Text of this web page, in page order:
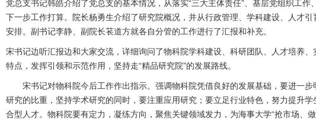
党总支书记韩皓介绍了党总支的基本情况，从落实“三大主体责任”、基层党组织工
下一步工作打算。院长杨勇生介绍了研究院概况，并从行政管理、学科建设、人才
安排。副书记李静、副院长苌道方就各自分管的工作进行了汇报和补充。
宋书记边听汇报边和大家交流，详细询问了物科院学科建设、科研团队、人才培养
特点，发挥引领和示范作用，坚持走“精品研究院”的发展路线。
宋书记对物科院今后工作作出指示。强调物科院凭借良好的发展基础，要进一步
研究的比重，坚持学术研究的同时，要注重应用研究；要立足行业特色，努力提升
合型人才。物科院要有定力，凝练方向，聚焦关键领域发力，为海事大学“抢市场、做